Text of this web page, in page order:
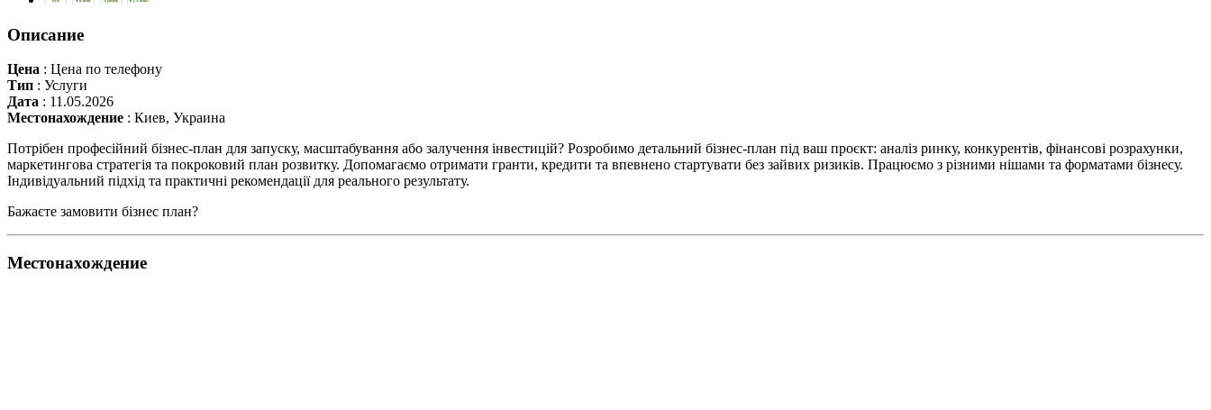
Описание
Цена : Цена по телефону
Тип : Услуги
Дата : 11.05.2026
Местонахождение : Киев, Украина
Потрібен професійний бізнес-план для запуску, масштабування або залучення інвестицій? Розробимо детальний бізнес-план під ваш проєкт: аналіз ринку, конкурентів, фінансові розрахунки,
маркетингова стратегія та покроковий план розвитку. Допомагаємо отримати гранти, кредити та впевнено стартувати без зайвих ризиків. Працюємо з різними нішами та форматами бізнесу.
Індивідуальний підхід та практичні рекомендації для реального результату.
Бажаєте замовити бізнес план?
Местонахождение